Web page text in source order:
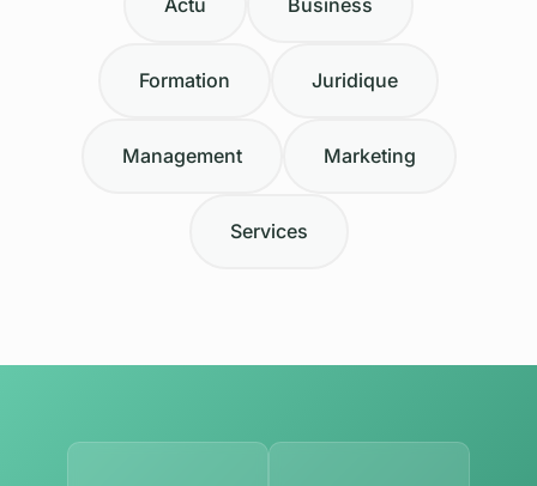
Formation Juridique
Management Marketing
Services